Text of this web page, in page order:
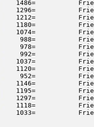
1486=
1296=
1212=
1180=
1074=
988=
978=
992=
1037=
1120=
952=
1146=
1195=
1297=
1118=